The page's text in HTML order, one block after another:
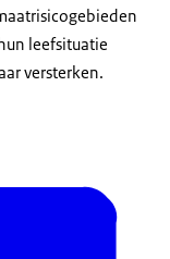
leefsituatie
versterken.